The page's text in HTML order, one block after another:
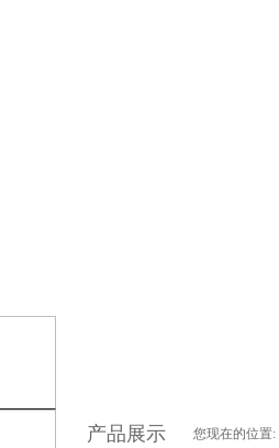
产品展示 您现在的位置: